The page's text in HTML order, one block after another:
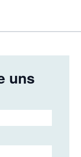
uns